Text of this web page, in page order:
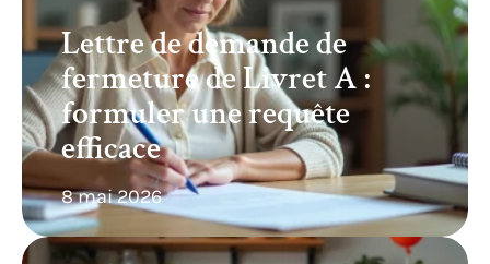
Lettre de demande de
fermeture de Livret A :
formuler une requête
efficace
8 mai 2026